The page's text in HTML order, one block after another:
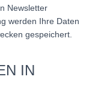
Newsletter
werden Ihre Daten
gespeichert.
IN